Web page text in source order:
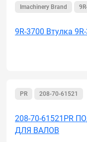
Imachinery Brand
9R-3700 Втулка
PR 208-70-61521
208-70-61521PR
ДЛЯ ВАЛОВ